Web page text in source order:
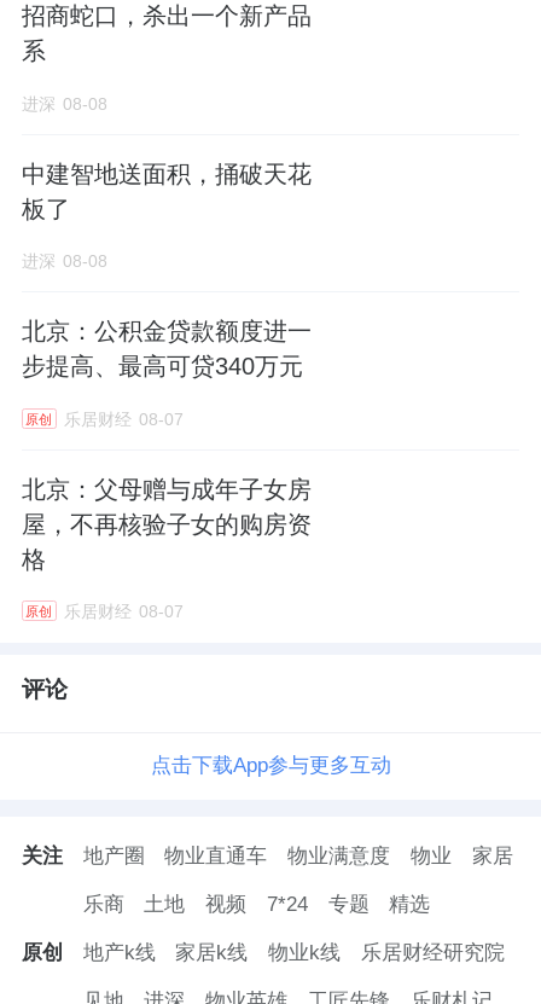
招商蛇口，杀出一个新产品
系
进深 08-08
中建智地送面积，捅破天花
板了
进深 08-08
北京：公积金贷款额度进一
步提高、最高可贷340万元
原创 乐居财经 08-07
北京：父母赠与成年子女房
屋，不再核验子女的购房资
格
原创 乐居财经 08-07
评论
点击下载App参与更多互动
关注 地产圈 物业直通车 物业满意度 物业 家居
乐商 土地 视频 7*24 专题 精选
原创 地产k线 家居k线 物业k线 乐居财经研究院